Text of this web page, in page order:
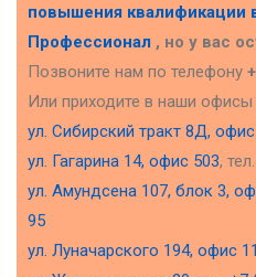
повышения квалификации
Профессионал , но у вас
Позвоните нам по телефону
Или приходите в наши
ул. Сибирский тракт 8Д,
ул. Гагарина 14, офис 503, тел.
ул. Амундсена 107, блок 3,
95
ул. Луначарского 194, офис